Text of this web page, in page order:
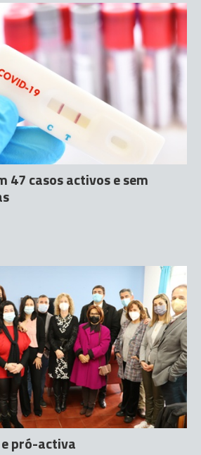
47 casos activos e sem
pró-activa